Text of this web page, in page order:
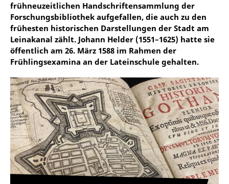
frühneuzeitlichen Handschriftensammlung der
Forschungsbibliothek aufgefallen, die auch zu den
frühesten historischen Darstellungen der Stadt am
Leinakanal zählt. Johann Helder (1551–1625) hatte sie
öffentlich am 26. März 1588 im Rahmen der
Frühlingsexamina an der Lateinschule gehalten.